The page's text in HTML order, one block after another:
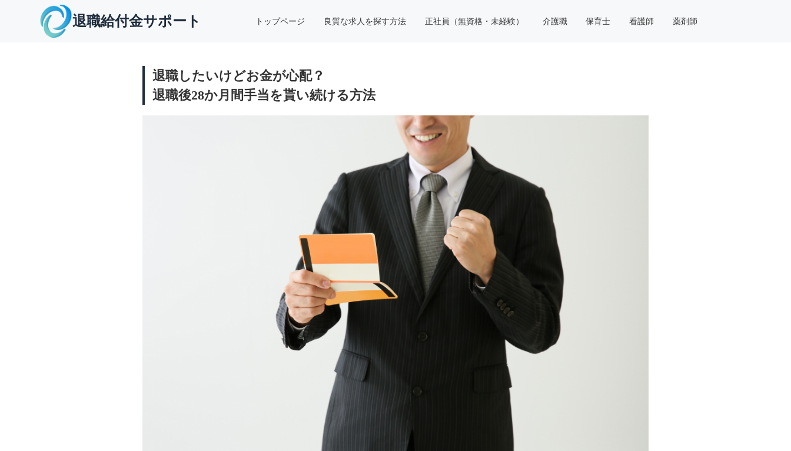
退職給付金サポート トップページ 良質な求人を探す方法 正社員（無資格・未経験） 介護職 保育士 看護師 薬剤師
退職したいけどお金が心配？
退職後28か月間手当を貰い続ける方法